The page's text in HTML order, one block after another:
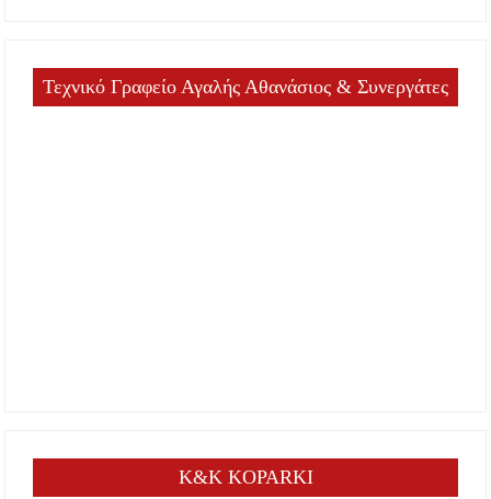
Τεχνικό Γραφείο Αγαλής Αθανάσιος & Συνεργάτες
K&K KOPARKI